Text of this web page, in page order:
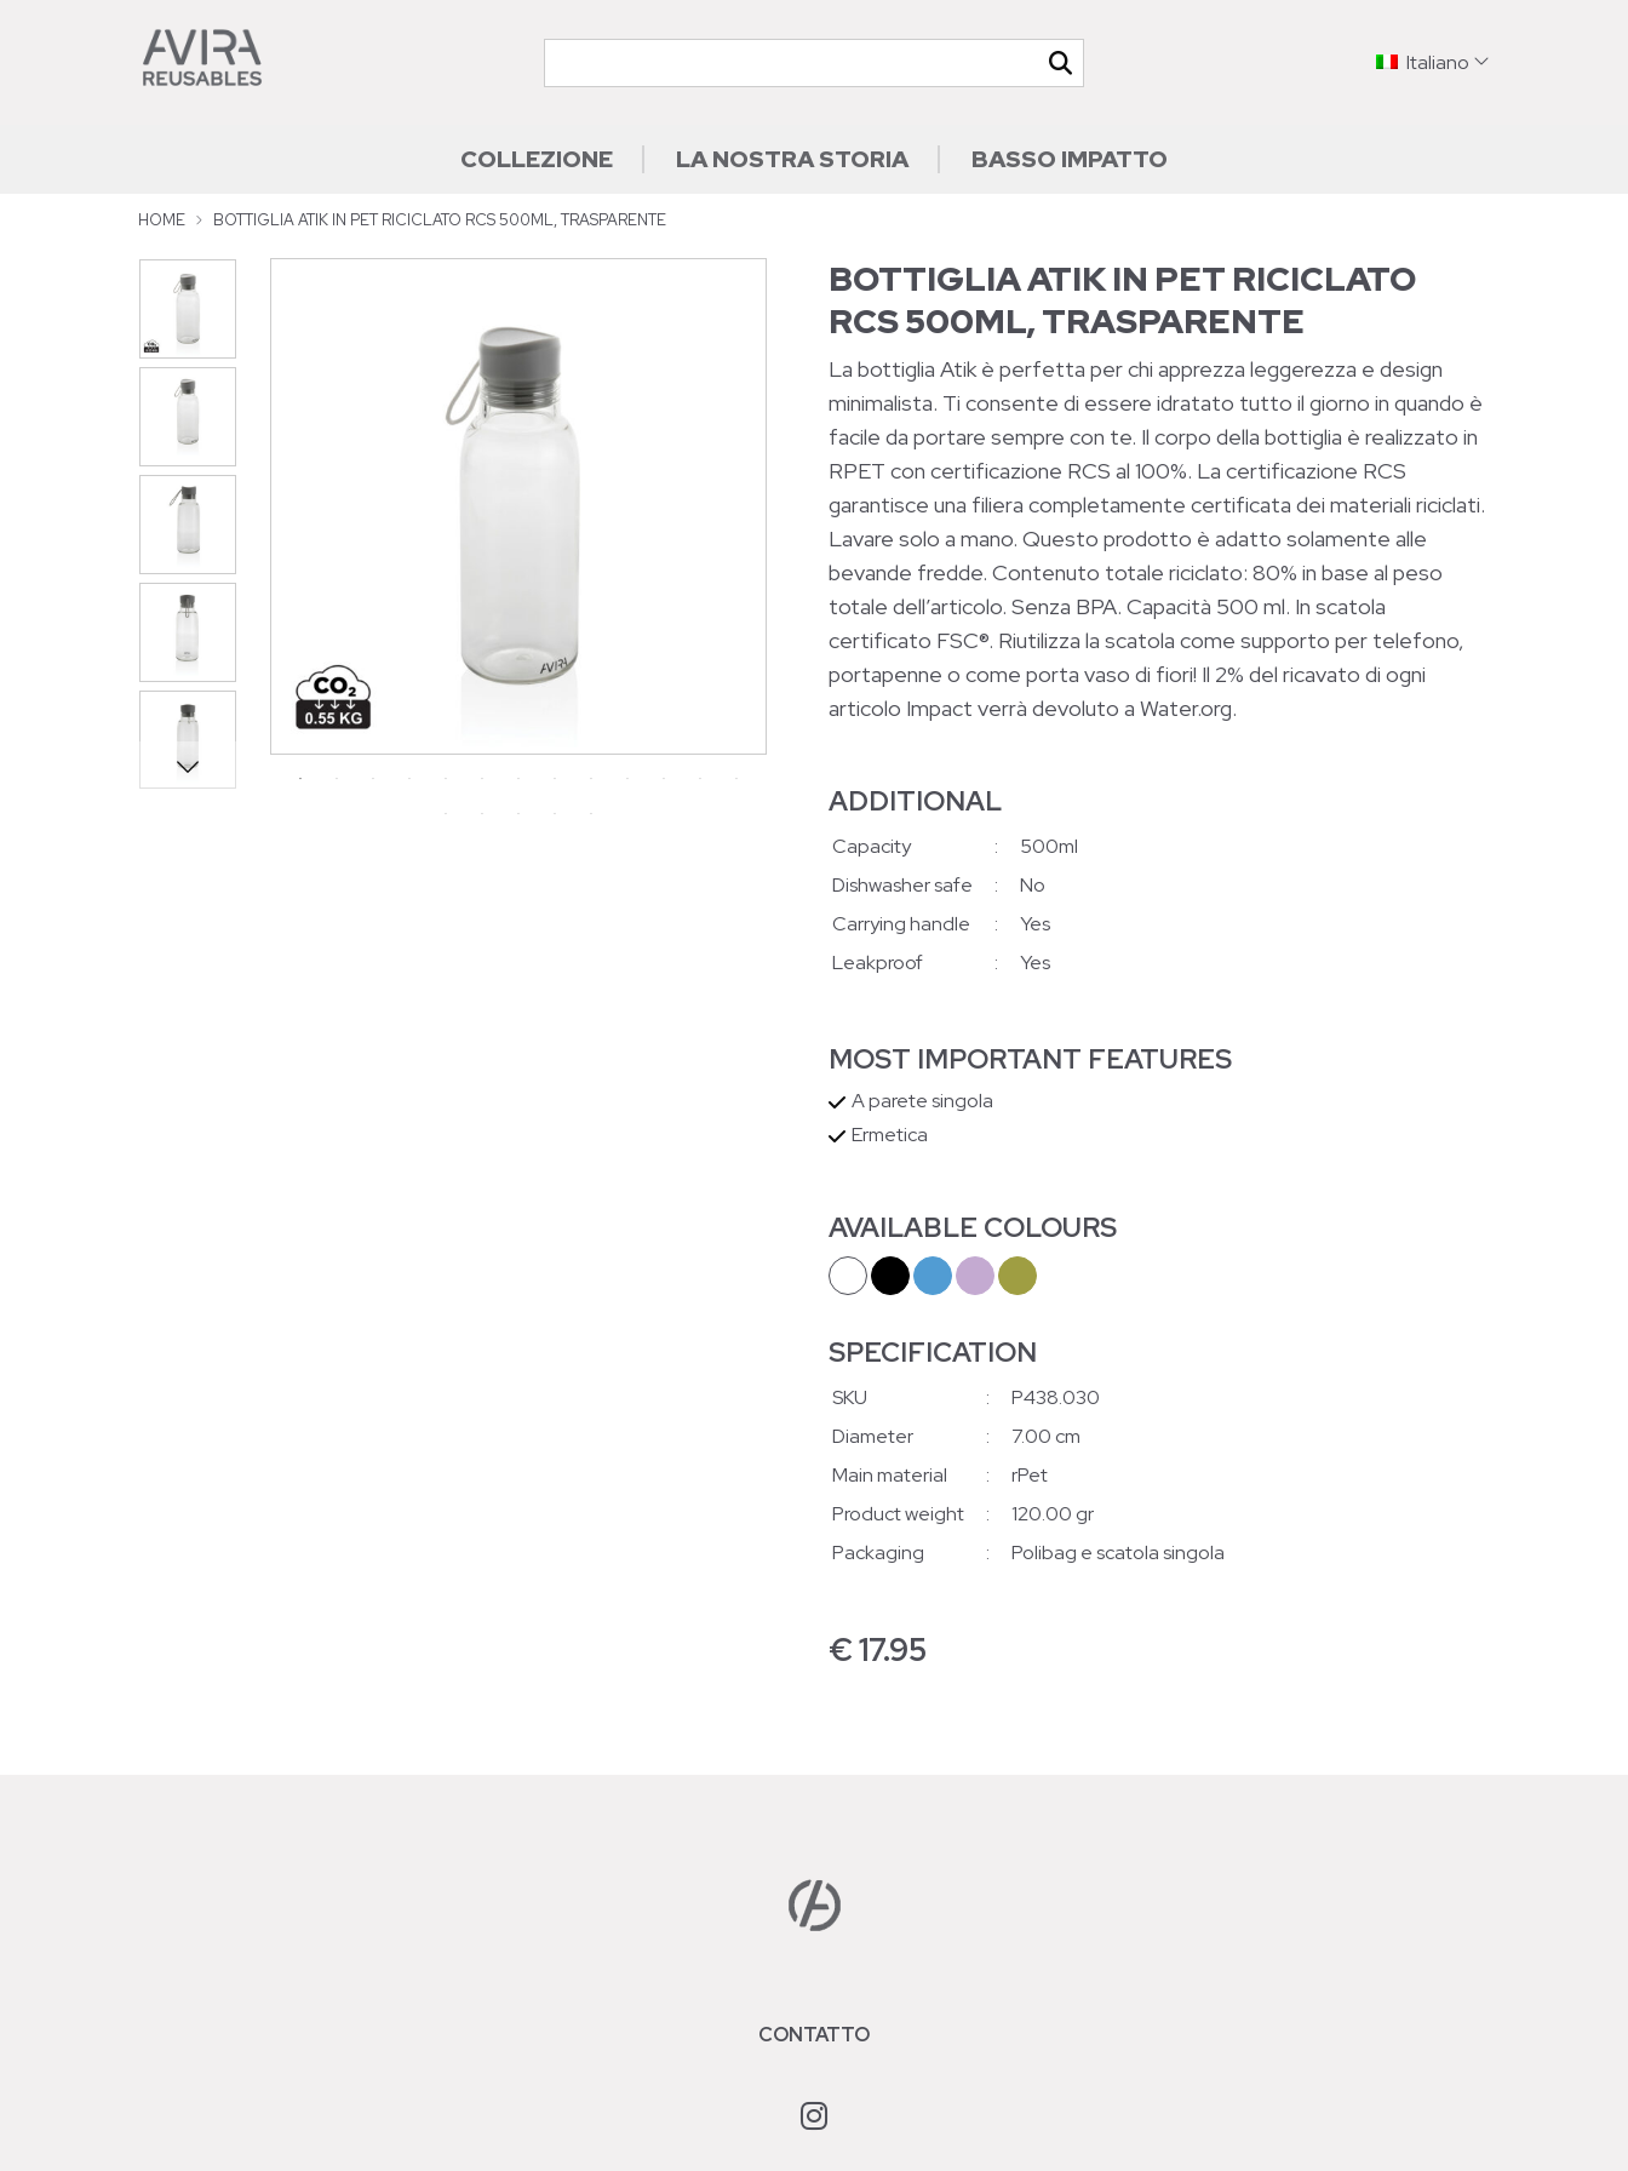
Italiano
COLLEZIONE LA NOSTRA STORIA BASSO IMPATTO
HOME BOTTIGLIA ATIK IN PET RICICLATO RCS 500ML, TRASPARENTE
BOTTIGLIA ATIK IN PET RICICLATO
RCS 500ML, TRASPARENTE
La bottiglia Atik è perfetta per chi apprezza leggerezza e design
minimalista. Ti consente di essere idratato tutto il giorno in quando è
facile da portare sempre con te. Il corpo della bottiglia è realizzato in
RPET con certificazione RCS al 100%. La certificazione RCS
garantisce una filiera completamente certificata dei materiali riciclati.
Lavare solo a mano. Questo prodotto è adatto solamente alle
bevande fredde. Contenuto totale riciclato: 80% in base al peso
totale dell’articolo. Senza BPA. Capacità 500 ml. In scatola
certificato FSC®. Riutilizza la scatola come supporto per telefono,
portapenne o come porta vaso di fiori! Il 2% del ricavato di ogni
articolo Impact verrà devoluto a Water.org.
ADDITIONAL
Capacity :
500ml
Dishwasher safe
:
No
Carrying handle
:
Yes
Leakproof
: Yes
MOST IMPORTANT FEATURES
A parete singola
Ermetica
AVAILABLE COLOURS
SPECIFICATION
SKU :
P438.030
Diameter
:
7.00 cm
Main material
:
rPet
Product weight
:
120.00 gr
Packaging
: Polibag e scatola singola
€17.95
CONTATTO